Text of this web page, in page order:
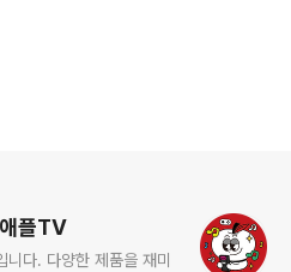
플TV
다. 다양한 제품을 재미